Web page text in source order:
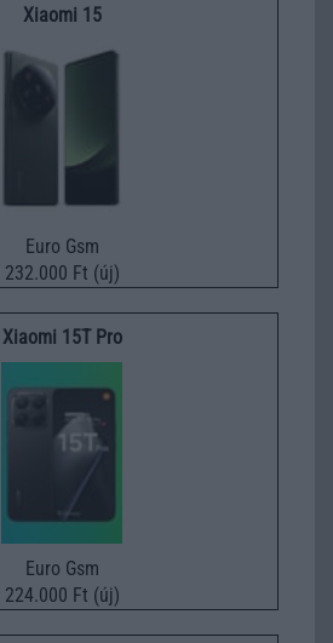
Xiaomi 15
Euro Gsm
232.000 Ft (új)
Xiaomi 15T Pro
Euro Gsm
224.000 Ft (új)